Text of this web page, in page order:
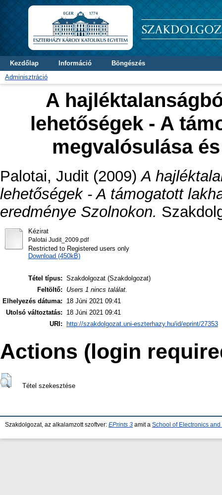
Kezdőlap Információ
Böngészés
Adminisztráció
A
lehetőségek - A
megvalósulása
Palotai, Judit (2009)A
lehetőségek - A támogatott
eredménye Szolnokon.
Kézirat
Palotai Judit_2009.pdf
Restricted to Registered users only
Download (450kB)
Tétel típus: Szakdolgozat (Szakdolgozat)
Feltöltő:
Users 1 nincs találat.
Elhelyezés dátuma:
18 Júni 2021 09:41
Utolsó változtatás:
18 Júni 2021 09:41
URI:
http://szakdolgozat.uni-eszterhazy.hu/id/eprint/27353
Actions (login
Tétel szekesztése
Szakdolgozat, az alkalamzott szoftver: EPrints 3 amit a School of Electronics